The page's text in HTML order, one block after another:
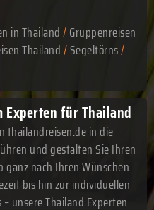
in Thailand/Gruppenreisen
Thailand/Segeltörns/
Experten für Thailand
thailandreisen.de in die
und gestalten Sie Ihren
nach Ihren Wünschen.
bis hin zur individuellen
unsere Thailand Experten